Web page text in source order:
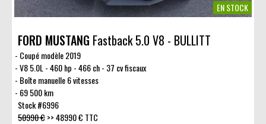
EN STOCK
FORD MUSTANG Fastback 5.0 V8 - BULLITT
Coupé modèle 2019
V8 5.0L - 460 hp - 466 ch - 37 cv fiscaux
Boîte manuelle 6 vitesses
69 500 km
Stock #6996
50990 €>>48990 € TTC